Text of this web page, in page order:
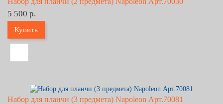
5 500 р.
Купить
Набор для планчи (3 предмета) Napoleon Арт.70081